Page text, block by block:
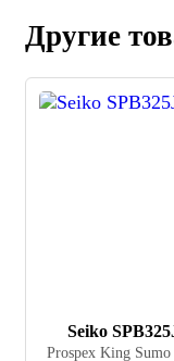
Другие
Seiko
Prospex King